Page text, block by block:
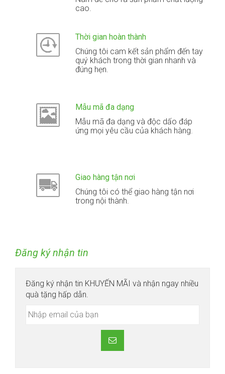
cao.
Thời gian hoàn thành
Chúng tôi cam kết sản phẩm đến tay
quý khách trong thời gian nhanh và
đúng hẹn.
Mẫu mã đa dạng
Mẫu mã đa dạng và độc dấo đáp
ứng mọi yêu cầu của khách hàng.
Giao hàng tận nơi
Chúng tôi có thể giao hàng tận nơi
trong nội thành.
Đăng ký nhận tin
Đăng ký nhận tin KHUYẾN MÃI và nhận ngay nhiều
quà tặng hấp dẫn.